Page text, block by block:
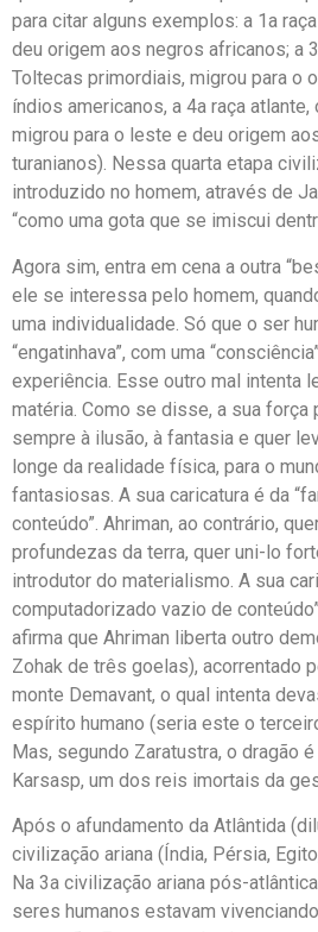
para citar alguns exemplos: a 1a
deu origem aos negros africanos; a
Toltecas primordiais, migrou para o
índios americanos, a 4a raça
migrou para o leste e deu origem
turanianos). Nessa quarta etapa
introduzido no homem, através de
“como uma gota que se imiscui
Agora sim, entra em cena a outra
ele se interessa pelo homem,
uma individualidade. Só que o ser
“engatinhava”, com uma
experiência. Esse outro mal intenta
matéria. Como se disse, a sua força
sempre à ilusão, à fantasia e quer
longe da realidade física, para o
fantasiosas. A sua caricatura é da
conteúdo”. Ahriman, ao contrário,
profundezas da terra, quer uni-lo
introdutor do materialismo. A sua
computadorizado vazio de
afirma que Ahriman liberta outro
Zohak de três goelas), acorrentado
monte Demavant, o qual intenta
espírito humano (seria este o
Mas, segundo Zaratustra, o dragão
Karsasp, um dos reis imortais da
Após o afundamento da Atlântida
civilização ariana (Índia, Pérsia,
Na 3a civilização ariana pós-
seres humanos estavam